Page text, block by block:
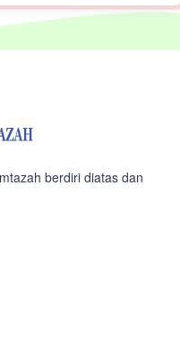
berdiri diatas dan